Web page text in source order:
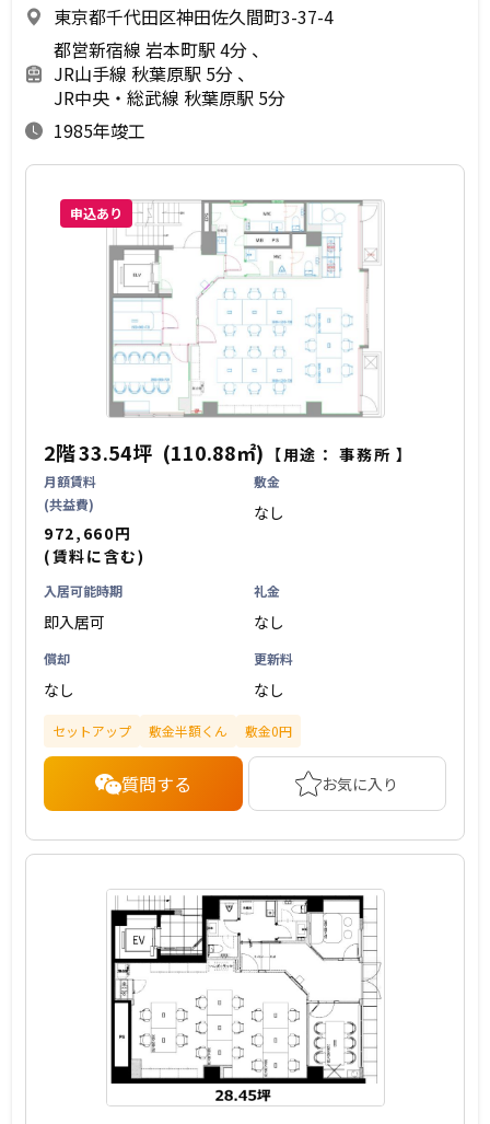
東京都千代田区神田佐久間町3-37-4
都営新宿線 岩本町駅 4分
JR山手線 秋葉原駅 5分
JR中央・総武線 秋葉原駅 5分
1985年竣工
申込あり
2階33.54坪 (110.88㎡) 【用途：事務所 】
月額賃料
(共益費)
972,660円
(賃料に含む)
敷金
なし
入居可能時期
即入居可
礼金
なし
償却
なし
更新料
なし
セットアップ 敷金半額くん 敷金0円
質問する お気に入り